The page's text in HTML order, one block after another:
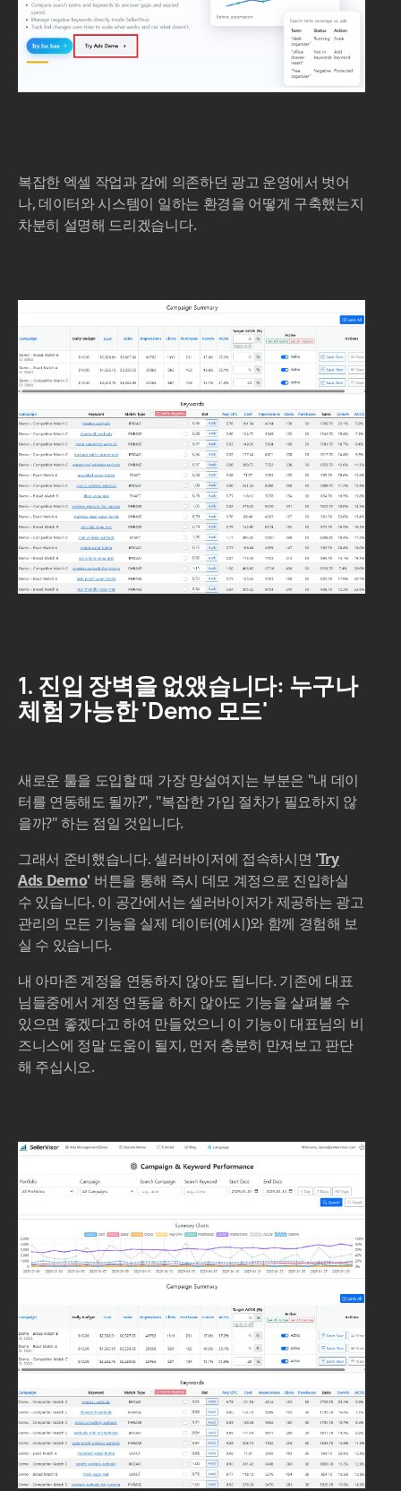
복잡한 엑셀 작업과 감에 의존하던 광고 운영에서 벗어
나, 데이터와 시스템이 일하는 환경을 어떻게 구축했는지
차분히 설명해 드리겠습니다.
1. 진입 장벽을 없앴습니다: 누구나
체험 가능한 'Demo 모드'
새로운 툴을 도입할 때 가장 망설여지는 부분은 "내 데이
터를 연동해도 될까?", "복잡한 가입 절차가 필요하지 않
을까?" 하는 점일 것입니다.
​그래서 준비했습니다. 셀러바이저에 접속하시면 'Try
Ads Demo' 버튼을 통해 즉시 데모 계정으로 진입하실
수 있습니다. 이 공간에서는 셀러바이저가 제공하는 광고
관리의 모든 기능을 실제 데이터(예시)와 함께 경험해 보
실 수 있습니다.
​내 아마존 계정을 연동하지 않아도 됩니다. 기존에 대표
님들중에서 계정 연동을 하지 않아도 기능을 살펴볼 수
있으면 좋겠다고 하여 만들었으니 이 기능이 대표님의 비
즈니스에 정말 도움이 될지, 먼저 충분히 만져보고 판단
해 주십시오.